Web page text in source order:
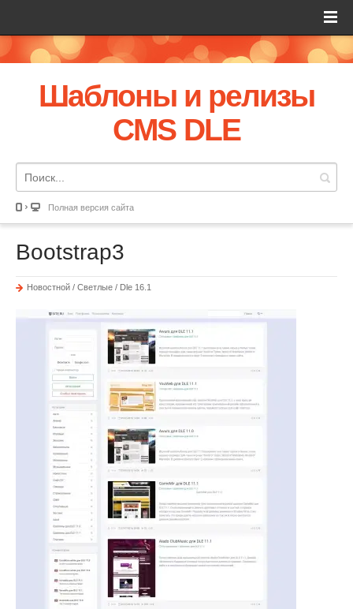
Шаблоны и релизы
CMS DLE
Полная версия сайта
Bootstrap3
Новостной / Светлые / Dle 16.1